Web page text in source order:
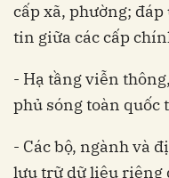
cấp xã, phường;
tin giữa các cấp
- Hạ tầng viễn
phủ sóng toàn quốc
- Các bộ, ngành và
lưu trữ dữ liệu riêng